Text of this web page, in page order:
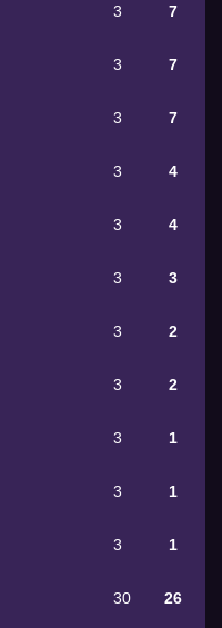
3 7
3 7
3 7
3 4
3 4
3 3
3 2
3 2
3 1
3 1
3 1
30 26